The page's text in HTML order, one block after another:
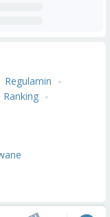
Regulamin
Ranking